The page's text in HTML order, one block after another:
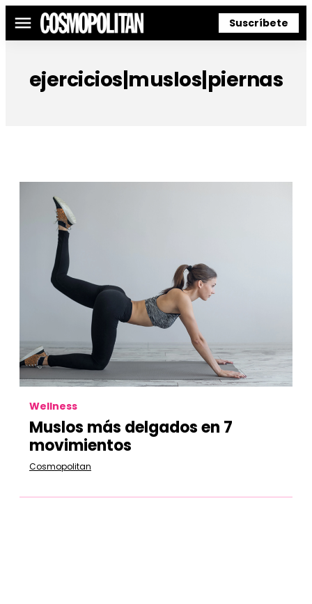
Menú Suscríbete
ejercicios|muslos|piernas
Wellness
Muslos más delgados en 7
movimientos
Cosmopolitan